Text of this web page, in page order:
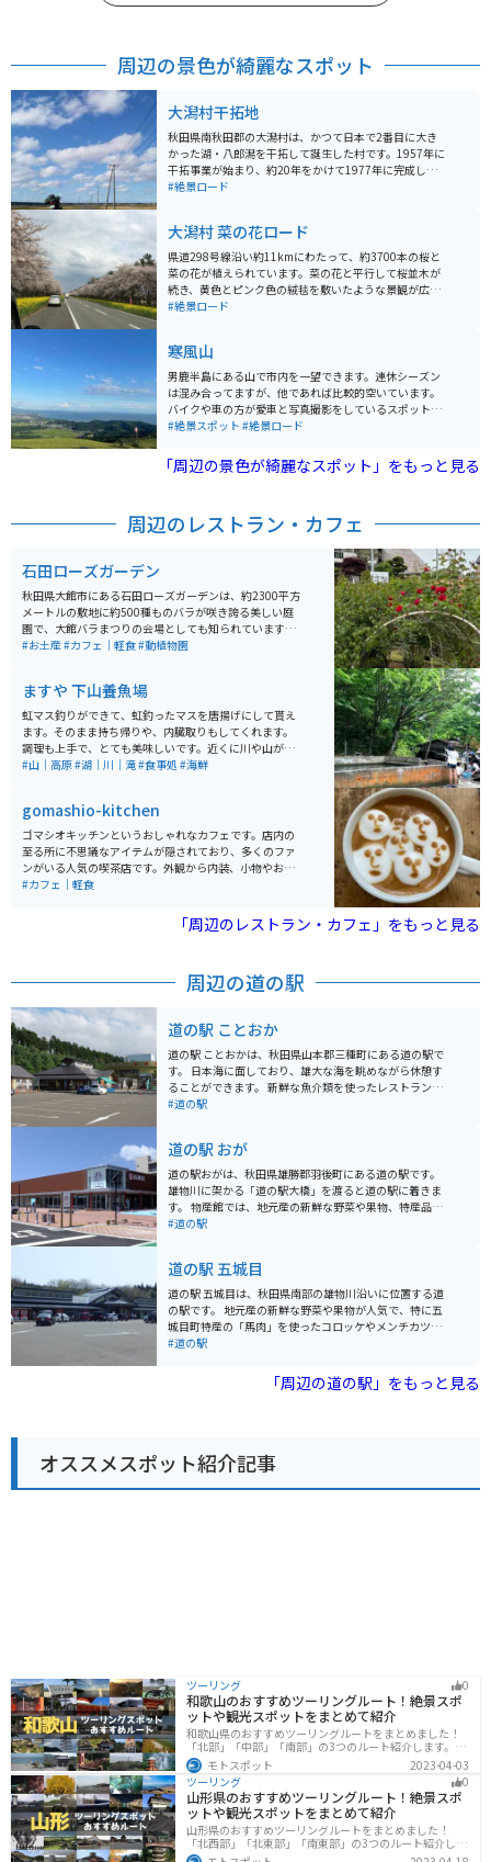
周辺の景色が綺麗なスポット
大潟村干拓地
秋田県南秋田郡の大潟村は、かつて日本で2番目に大き
かった湖・八郎潟を干拓して誕生した村です。1957年に
干拓事業が始まり、約20年をかけて1977年に完成しま
した。総延長51キロの堤防に囲まれた土地は、今も広大
の。交通量も比較的少なく、ツーリングには理想的な環
境です。干拓博物館や「大潟富士」などの見どころも点
在し、のどかな田園風景の中で秋田らしいスケールの大
きな景色を楽しむことができます。
#絶景ロード
大潟村 菜の花ロード
県道298号線沿い約11kmにわたって、約3700本の桜と
菜の花が植えられています。菜の花と平行して桜並木が
続き、黄色とピンク色の絨毯を敷いたような景観が広が
ります。春ツーリングで行くには最高の場所です。
#絶景ロード
寒風山
男鹿半島にある山で市内を一望できます。連休シーズン
は混み合ってますが、他であれば比較的空いています。
バイクや車の方が愛車と写真撮影をしているスポットで
すが、一般の観光客の方もいます。山自体は簡単にアク
#絶景スポット #絶景ロード
「周辺の景色が綺麗なスポット」をもっと見る
周辺のレストラン・カフェ
石田ローズガーデン
秋田県大館市にある石田ローズガーデンは、約2300平方
メートルの敷地に約500種ものバラが咲き誇る美しい庭
園で、大館バラまつりの会場としても知られています。
開園は4月から10月で、特に6月中旬の見頃には色とりど
入園料は無料で駐車場も完備されており、気軽に立ち寄
れるのも魅力です。 園内のカフェでは食事メニューに加
え、「恋するローズソーダ」やローズソフトなどここな
らではのスイーツも人気。近くには秋田犬会館もあり、
合わせて観光するのもおすすめです。アクセスしやす
#お土産#カフェ｜軽食#動植物園
ますや 下山養魚場
虹マス釣りができて、虹釣ったマスを唐揚げにして貰え
ます。そのまま持ち帰りや、内臓取りもしてくれます。
調理も上手で、とても美味しいです。近くに川や山が多
いのでマイナスイオンたっぷりで癒されます。
#山｜高原#湖｜川｜滝#食事処 #海鮮
gomashio-kitchen
ゴマシオキッチンというおしゃれなカフェです。店内の
至る所に不思議なアイテムが隠されており、多くのファ
ンがいる人気の喫茶店です。外観から内装、小物やお食
事まで全てにこだわりがあるお店は、一度行ったら何度
テアートが楽しめるカフェラテは必見です。座席が少な
く、人気があるため、行かれる際には予約をしてから行
#カフェ｜軽食
「周辺のレストラン・カフェ」をもっと見る
周辺の道の駅
道の駅 ことおか
道の駅 ことおかは、秋田県山本郡三種町にある道の駅で
す。 日本海に面しており、雄大な海を眺めながら休憩す
ることができます。 新鮮な魚介類を使ったレストランが
人気で、特に岩ガキは絶品です。 お土産には、地元産の
すすめです。 日本海の潮風を感じながら、快適なツーリ
ングを楽しむことができます。 道の駅には、バイクスタ
ンドや空気入れなども完備されているので安心です。 周
辺には、海水浴場やキャンプ場など、観光スポットも充
実しています。 道の駅 ことおかを拠点に、秋田の魅力を
#道の駅
道の駅 おが
道の駅おがは、秋田県雄勝郡羽後町にある道の駅です。
雄物川に架かる「道の駅大橋」を渡ると道の駅に着きま
す。 物産館では、地元産の新鮮な野菜や果物、特産品な
どを販売しています。 レストランでは、地元の食材を使
ことができます。 羽後町は、秋田県南部に位置し、豊か
な自然と歴史的な観光スポットが魅力です。 特に、国の
重要無形民俗文化財に指定されている「西馬音内の盆
踊」は一見の価値があります。 道の駅おがに立ち寄った
際は、周辺の観光スポットにも足を運んでみてはいかが
#道の駅
道の駅 五城目
道の駅 五城目は、秋田県南部の雄物川沿いに位置する道
の駅です。 地元産の新鮮な野菜や果物が人気で、特に五
城目町特産の「馬肉」を使ったコロッケやメンチカツな
どの軽食もおすすめです。 隣接する「五城目朝市館」
農家さんが持ち寄る新鮮な野菜や果物、加工品などが所
狭しと並んでいます。 バイクで訪れる際は、道の駅に隣
歴史ある町並みが残っており、道の駅から少し足を延ば
して散策してみるのもおすすめです。
#道の駅
「周辺の道の駅」をもっと見る
オススメスポット紹介記事
ツーリング 0
和歌山のおすすめツーリングルート！絶景スポ
ットや観光スポットをまとめて紹介
和歌山県のおすすめツーリングルートをまとめました！
「北部」「中部」「南部」の3つのルート紹介します。海
と山に囲まれた自然豊かなエリアが広がり、様々な楽し
み方ができます。バイクで和歌山県にツーリングに行く
際は参考にしてください。
モトスポット
2023-04-03
ツーリング
0
山形県のおすすめツーリングルート！絶景スポ
ットや観光スポットをまとめて紹介
山形県のおすすめツーリングルートをまとめました！
「北西部」「北東部」「南東部」の3つのルート紹介しま
す。豊かな自然と歴史的な観光スポット、山と海どちら